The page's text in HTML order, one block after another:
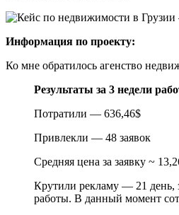
Информация по проекту:
Ко мне обратилось агенство
Результаты за 3 недели
Потратили — 636,46$
Привлекли — 48 заявок
Средняя цена за заявку ~
Крутили рекламу — 21 день,
работы. В данный момент